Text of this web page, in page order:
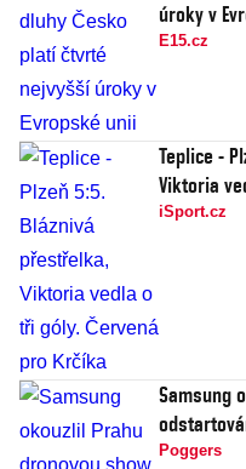
úroky v
E15.cz
Teplice -
Viktoria
iSport.cz
Samsung
Poggers